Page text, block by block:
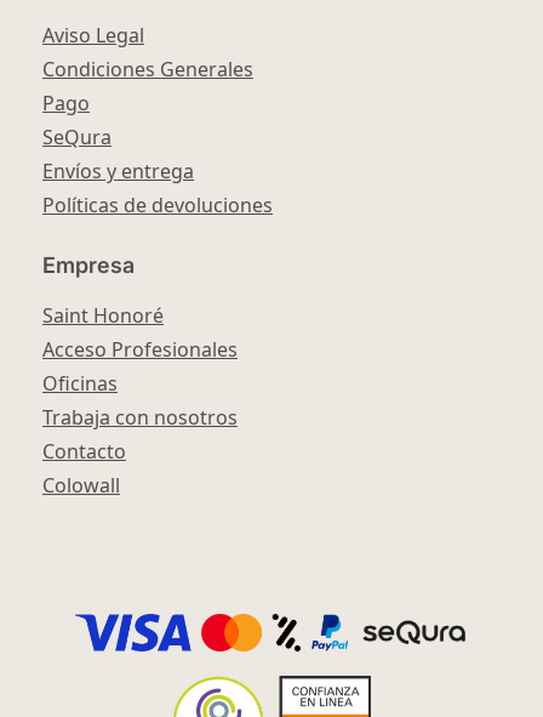
Aviso Legal
Condiciones Generales
Pago
SeQura
Envíos y entrega
Políticas de devoluciones
Empresa
Saint Honoré
Acceso Profesionales
Oficinas
Trabaja con nosotros
Contacto
Colowall